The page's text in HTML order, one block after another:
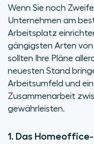
Wenn Sie noch
Unternehmen am
Arbeitsplatz
gängigsten Arten
sollten Ihre Pläne
neuesten Stand
Arbeitsumfeld und
Zusammenarbeit
gewährleisten.
1. Das